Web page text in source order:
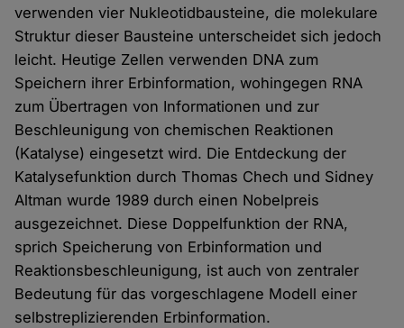
verwenden vier Nukleotidbausteine, die molekulare
Struktur dieser Bausteine unterscheidet sich jedoch
leicht. Heutige Zellen verwenden DNA zum
Speichern ihrer Erbinformation, wohingegen RNA
zum Übertragen von Informationen und zur
Beschleunigung von chemischen Reaktionen
(Katalyse) eingesetzt wird. Die Entdeckung der
Katalysefunktion durch Thomas Chech und Sidney
Altman wurde 1989 durch einen Nobelpreis
ausgezeichnet. Diese Doppelfunktion der RNA,
sprich Speicherung von Erbinformation und
Reaktionsbeschleunigung, ist auch von zentraler
Bedeutung für das vorgeschlagene Modell einer
selbstreplizierenden Erbinformation.